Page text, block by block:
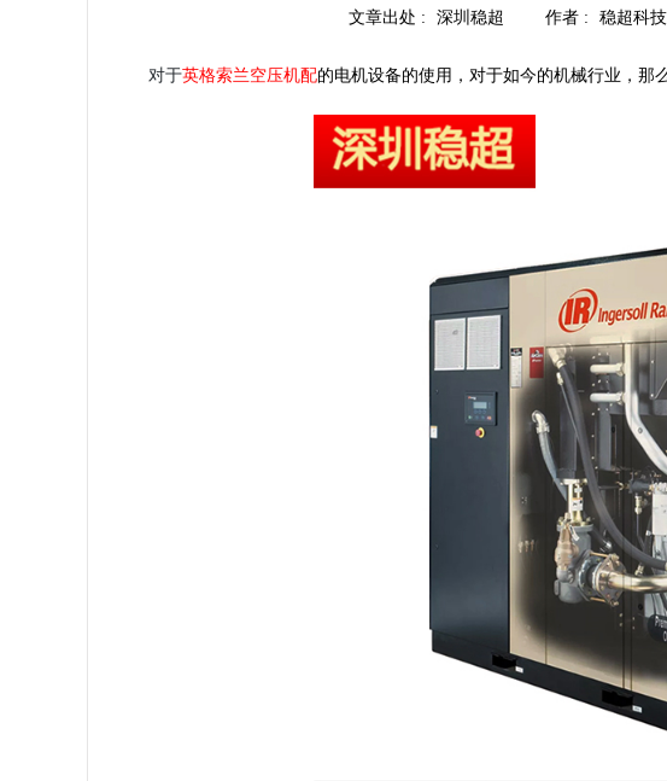
文章出处 : 深圳稳超 作者 : 稳超科技
对于英格索兰空压机配的电机设备的使用，对于如今的机械行业，那